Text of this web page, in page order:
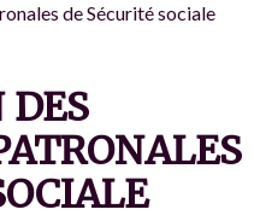
de Sécurité sociale